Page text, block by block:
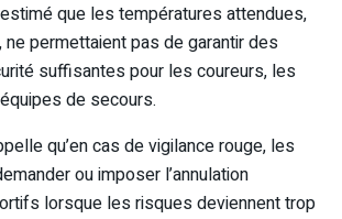
que les températures attendues,
ne permettaient pas de garantir des
suffisantes pour les coureurs, les
de secours.
qu’en cas de vigilance rouge, les
ou imposer l’annulation
lorsque les risques deviennent trop